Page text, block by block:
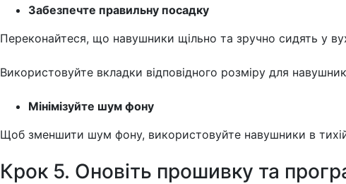
Забезпечте правильну посадку
Переконайтеся, що навушники щільно та зручно сидять у
Використовуйте вкладки відповідного розміру для
Мінімізуйте шум фону
Щоб зменшити шум фону, використовуйте навушники в
Крок 5. Оновіть прошивку та